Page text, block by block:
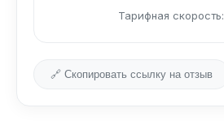
Тарифная скорость:
🔗 Скопировать ссылку на отзыв